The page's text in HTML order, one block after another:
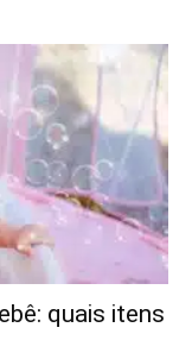
quais itens